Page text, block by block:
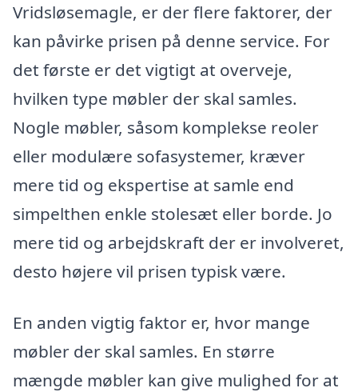
Vridsløsemagle, er der flere faktorer, der
kan påvirke prisen på denne service. For
det første er det vigtigt at overveje,
hvilken type møbler der skal samles.
Nogle møbler, såsom komplekse reoler
eller modulære sofasystemer, kræver
mere tid og ekspertise at samle end
simpelthen enkle stolesæt eller borde. Jo
mere tid og arbejdskraft der er involveret,
desto højere vil prisen typisk være.
En anden vigtig faktor er, hvor mange
møbler der skal samles. En større
mængde møbler kan give mulighed for at